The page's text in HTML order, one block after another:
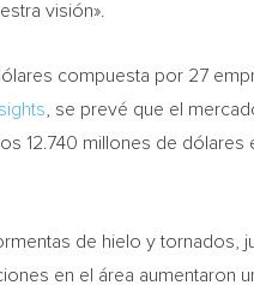
visión».
compuesta por 27
, se prevé que el
12.740 millones de dólares
de hielo y tornados,
en el área aumentaron